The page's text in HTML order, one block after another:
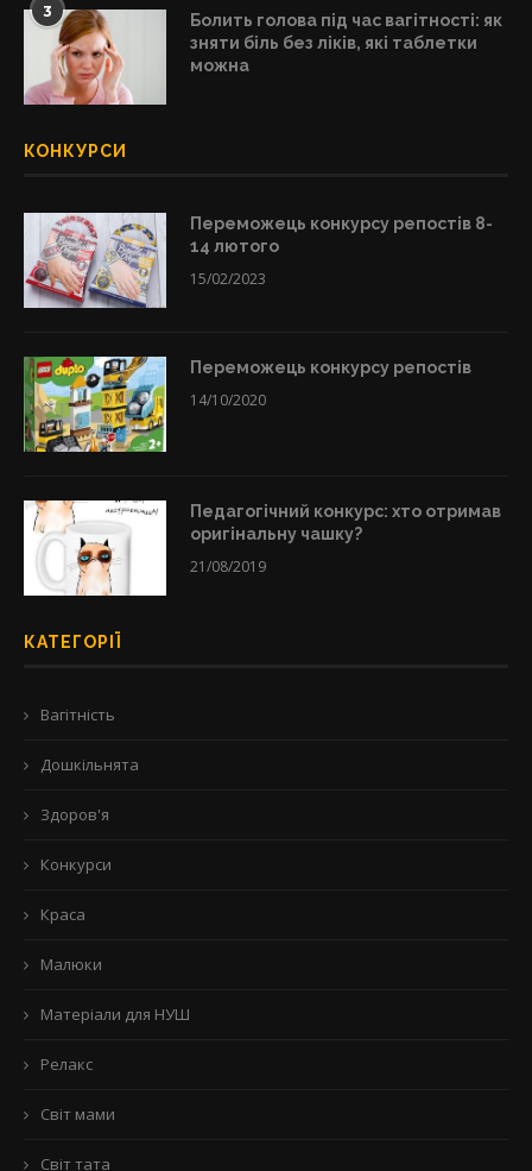
3
Болить голова під час вагітності: як
зняти біль без ліків, які таблетки
можна
КОНКУРСИ
Переможець конкурсу репостів 8-
14 лютого
15/02/2023
Переможець конкурсу репостів
14/10/2020
Педагогічний конкурс: хто отримав
оригінальну чашку?
21/08/2019
КАТЕГОРІЇ
Вагітність
Дошкільнята
Здоров'я
Конкурси
Краса
Малюки
Матеріали для НУШ
Релакс
Світ мами
Світ тата